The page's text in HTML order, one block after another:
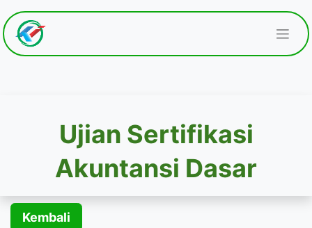
Ujian Sertifikasi
Akuntansi Dasar
Kembali